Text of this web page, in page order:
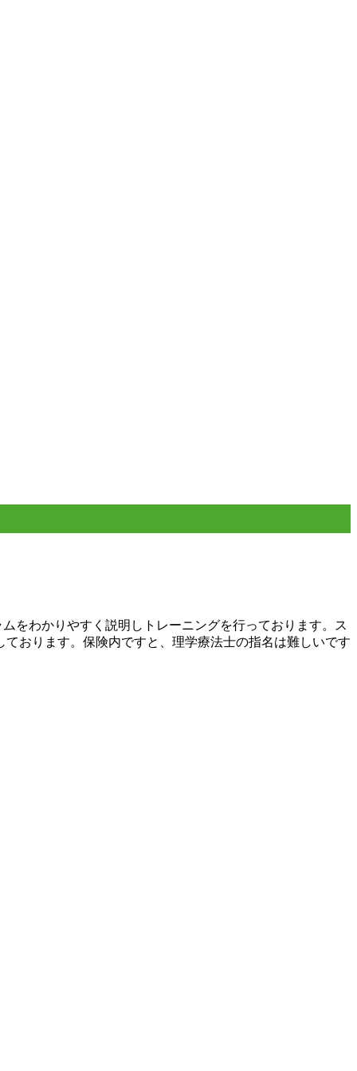
をわかりやすく説明しトレーニングを行っております。ス
おります。保険内ですと、理学療法士の指名は難しいです